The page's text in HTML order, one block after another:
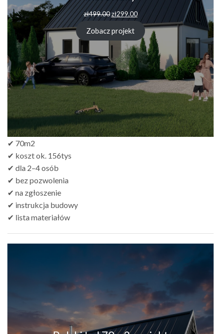
zł499.00Pierwotna
cena
wynosiła:
zł499.00.
zł299.00Aktualna
cena
wynosi:
zł299.00.
Zobacz projekt
✔ 70m2
✔ koszt ok. 156tys
✔ dla 2–4 osób
✔ bez pozwolenia
✔ na zgłoszenie
✔ instrukcja budowy
✔ lista materiałów